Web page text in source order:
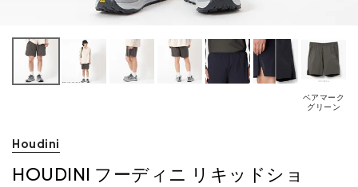
ベアマーク
グリーン
Houdini
HOUDINI フーディニ リキッドショ